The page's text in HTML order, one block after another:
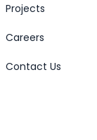
Projects
Careers
Contact Us